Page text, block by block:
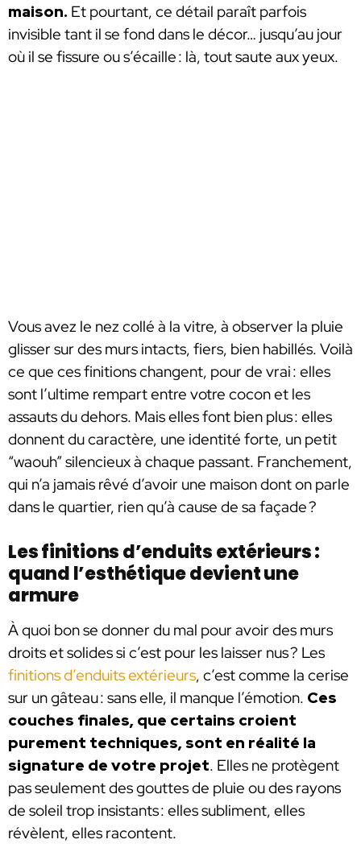
maison. Et pourtant, ce détail paraît parfois
invisible tant il se fond dans le décor… jusqu’au jour
où il se fissure ou s’écaille : là, tout saute aux yeux.
Vous avez le nez collé à la vitre, à observer la pluie
glisser sur des murs intacts, fiers, bien habillés. Voilà
ce que ces finitions changent, pour de vrai : elles
sont l’ultime rempart entre votre cocon et les
assauts du dehors. Mais elles font bien plus : elles
donnent du caractère, une identité forte, un petit
“waouh” silencieux à chaque passant. Franchement,
qui n’a jamais rêvé d’avoir une maison dont on parle
dans le quartier, rien qu’à cause de sa façade ?
Les finitions d’enduits extérieurs :
quand l’esthétique devient une
armure
À quoi bon se donner du mal pour avoir des murs
droits et solides si c’est pour les laisser nus ? Les
finitions d’enduits extérieurs, c’est comme la cerise
sur un gâteau : sans elle, il manque l’émotion. Ces
couches finales, que certains croient
purement techniques, sont en réalité la
signature de votre projet. Elles ne protègent
pas seulement des gouttes de pluie ou des rayons
de soleil trop insistants : elles subliment, elles
révèlent, elles racontent.